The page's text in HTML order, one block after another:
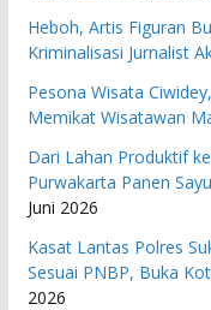
Heboh, Artis Figuran
Kriminalisasi Jurnalist
Pesona Wisata
Memikat Wisatawan
Dari Lahan Produktif
Purwakarta Panen
Juni 2026
Kasat Lantas Polres
Sesuai PNBP, Buka
2026